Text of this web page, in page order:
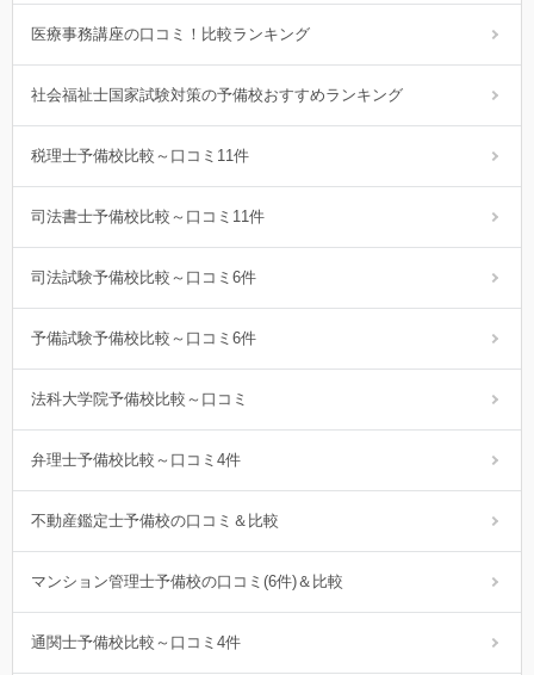
医療事務講座の口コミ！比較ランキング
社会福祉士国家試験対策の予備校おすすめランキング
税理士予備校比較～口コミ11件
司法書士予備校比較～口コミ11件
司法試験予備校比較～口コミ6件
予備試験予備校比較～口コミ6件
法科大学院予備校比較～口コミ
弁理士予備校比較～口コミ4件
不動産鑑定士予備校の口コミ＆比較
マンション管理士予備校の口コミ(6件)＆比較
通関士予備校比較～口コミ4件